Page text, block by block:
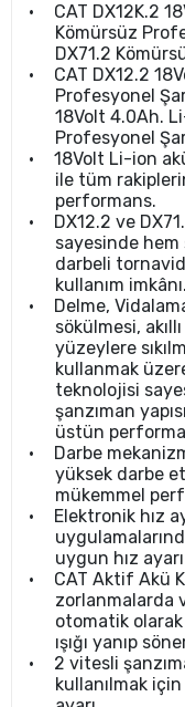
•
CAT DX12K.2
Kömürsüz
DX71.2
•
CAT DX12.2
Profesyonel
18Volt 4.0Ah.
Profesyonel
•
18Volt Li-ion
ile tüm
performans.
•
DX12.2 ve
sayesinde hem
darbeli
kullanım imkânı.
•
Delme,
sökülmesi,
yüzeylere
kullanmak
teknolojisi
şanzıman
üstün
•
Darbe
yüksek darbe
mükemmel
•
Elektronik hız
uygun hız ayarı
•
CAT Aktif Akü
zorlanmalarda
otomatik
ışığı yanıp
•
2 vitesli
kullanılmak